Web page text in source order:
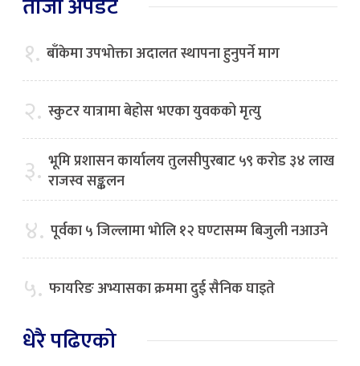
१. बाँकेमा उपभोक्ता अदालत स्थापना हुनुपर्ने माग
२. स्कुटर यात्रामा बेहोस भएका युवकको मृत्यु
३. भूमि प्रशासन कार्यालय तुलसीपुरबाट ५९ करोड ३४ लाख
राजस्व सङ्कलन
४. पूर्वका ५ जिल्लामा भाेलि १२ घण्टासम्म बिजुली नआउने
५. फायरिङ अभ्यासका क्रममा दुई सैनिक घाइते
धेरै पढिएको